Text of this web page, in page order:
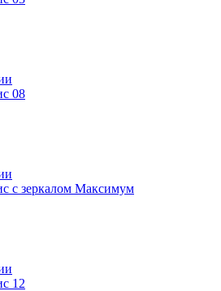
08
с зеркалом Максимум
12